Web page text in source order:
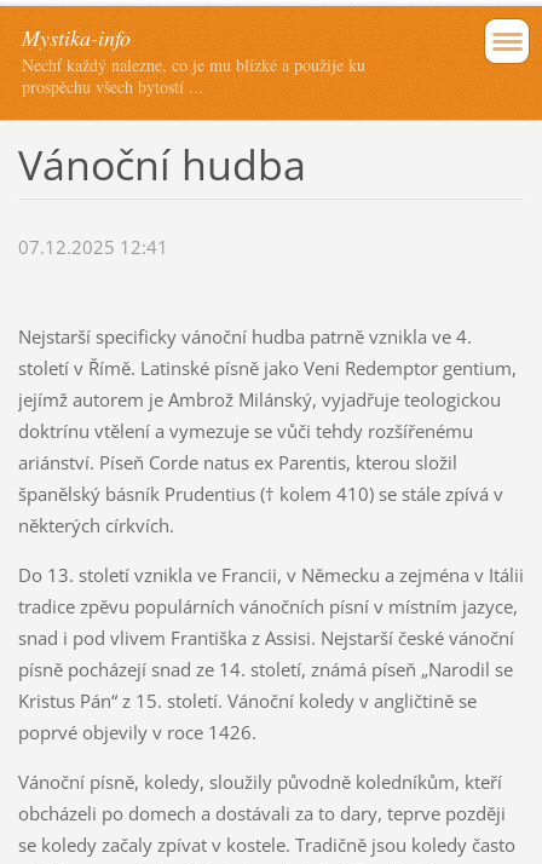
Mystika-info
Nechť každý nalezne, co je mu blízké a použije ku
prospěchu všech bytostí ...
Vánoční hudba
07.12.2025 12:41
Nejstarší specificky vánoční hudba patrně vznikla ve 4.
století v Římě. Latinské písně jako Veni Redemptor gentium,
jejímž autorem je Ambrož Milánský, vyjadřuje teologickou
doktrínu vtělení a vymezuje se vůči tehdy rozšířenému
ariánství. Píseň Corde natus ex Parentis, kterou složil
španělský básník Prudentius († kolem 410) se stále zpívá v
některých církvích.
Do 13. století vznikla ve Francii, v Německu a zejména v Itálii
tradice zpěvu populárních vánočních písní v místním jazyce,
snad i pod vlivem Františka z Assisi. Nejstarší české vánoční
písně pocházejí snad ze 14. století, známá píseň „Narodil se
Kristus Pán“ z 15. století. Vánoční koledy v angličtině se
poprvé objevily v roce 1426.
Vánoční písně, koledy, sloužily původně koledníkům, kteří
obcházeli po domech a dostávali za to dary, teprve později
se koledy začaly zpívat v kostele. Tradičně jsou koledy často